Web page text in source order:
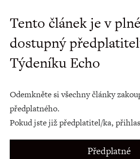
Tento článek je v
dostupný
Týdeníku Echo
Odemkněte si všechny články
předplatného.
Pokud jste již předplatitel/ka,
Předplatné